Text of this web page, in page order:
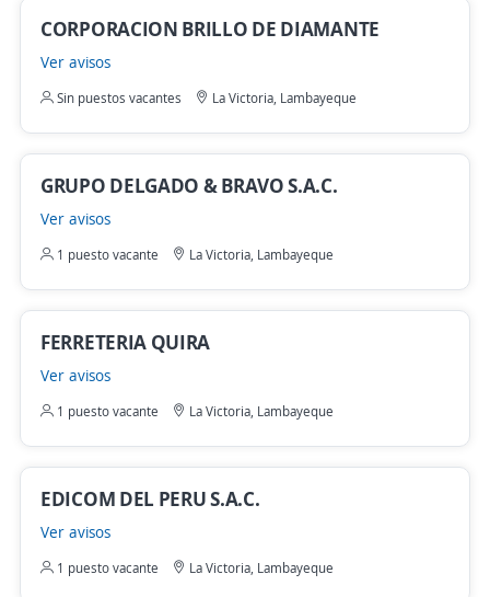
CORPORACION BRILLO DE DIAMANTE
Ver avisos
Sin puestos vacantes La Victoria, Lambayeque
GRUPO DELGADO & BRAVO S.A.C.
Ver avisos
1 puesto vacante La Victoria, Lambayeque
FERRETERIA QUIRA
Ver avisos
1 puesto vacante La Victoria, Lambayeque
EDICOM DEL PERU S.A.C.
Ver avisos
1 puesto vacante La Victoria, Lambayeque